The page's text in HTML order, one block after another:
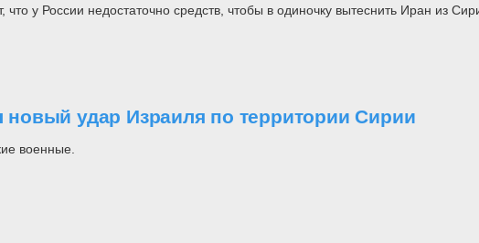
у России недостаточно средств, чтобы в одиночку вытеснить Иран из
удар Израиля по территории Сирии
военные.